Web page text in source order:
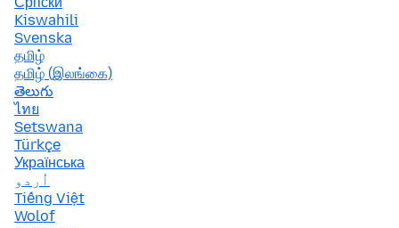
Kiswahili
Svenska
தமிழ்
தமிழ் (இலங்கை)
తెలుగు
ไทย
Setswana
Türkçe
Українська
اُردو
Tiếng Việt
Wolof